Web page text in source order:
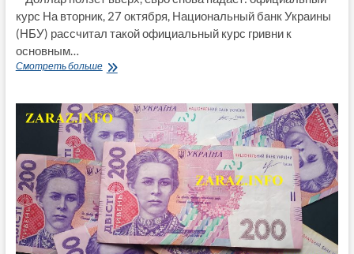
курс На вторник, 27 октября, Национальный банк Украины
(НБУ) рассчитал такой официальный курс гривни к
основным…
Смотреть большеДоллар
евро
снова
падает:
официальный
курс